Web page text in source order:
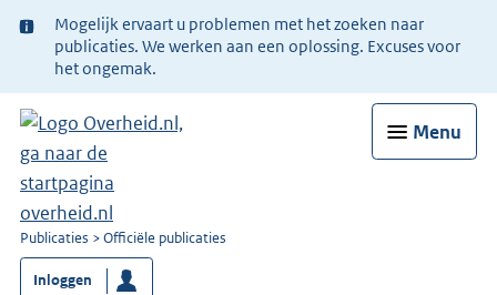
Ter
informatie:
Mogelijk ervaart u problemen met het zoeken naar
publicaties. We werken aan een oplossing. Excuses voor
het ongemak.
Menu
U
bent
nu
Publicaties Officiële publicaties
Inloggen